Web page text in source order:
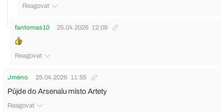
Reagovat
fantomas10 25.04.2026 12:09
Reagovat
Jméno 25.04.2026 11:55
Půjde do Arsenalu místo Artety
Reagovat